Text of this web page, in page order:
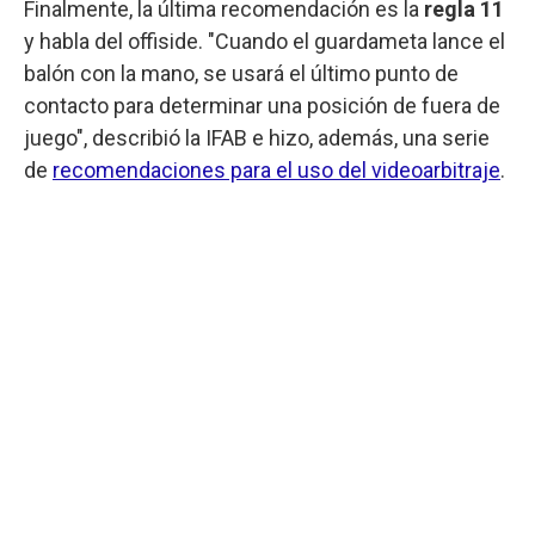
Finalmente, la última recomendación es la regla 11
y habla del offiside. "Cuando el guardameta lance el
balón con la mano, se usará el último punto de
contacto para determinar una posición de fuera de
juego", describió la IFAB e hizo, además, una serie
de recomendaciones para el uso del videoarbitraje.